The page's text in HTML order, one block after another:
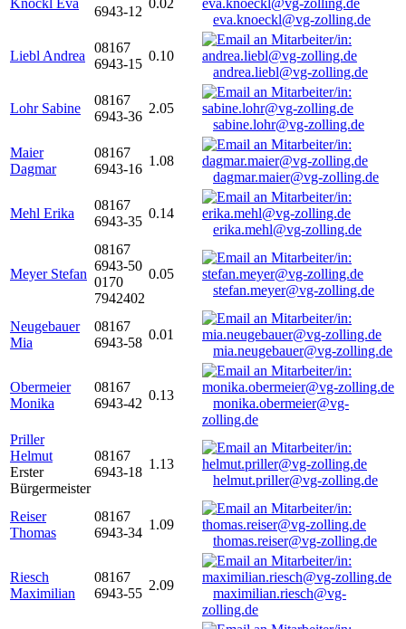
Knöckl Eva
6943-12
0.02
eva.knoeckl@vg-zolling.de
Liebl Andrea
08167
6943-15
0.10
andrea.liebl@vg-zolling.de
Lohr Sabine
08167
6943-36
2.05
sabine.lohr@vg-zolling.de
Maier
Dagmar
08167
6943-16
1.08
dagmar.maier@vg-zolling.de
Mehl Erika
08167
6943-35
0.14
erika.mehl@vg-zolling.de
Meyer Stefan
08167
6943-50
0170
7942402
0.05
stefan.meyer@vg-zolling.de
Neugebauer
Mia
08167
6943-58
0.01
mia.neugebauer@vg-zolling.de
Obermeier
Monika
08167
6943-42
0.13
monika.obermeier@vg-
zolling.de
Priller
Helmut
Erster
Bürgermeister
08167
6943-18
1.13
helmut.priller@vg-zolling.de
Reiser
Thomas
08167
6943-34
1.09
thomas.reiser@vg-zolling.de
Riesch
Maximilian
08167
6943-55
2.09
maximilian.riesch@vg-
zolling.de